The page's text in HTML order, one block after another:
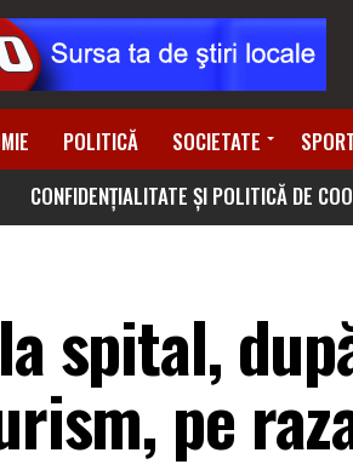
POLITICĂ SOCIETATE
CONFIDENȚIALITATE ȘI POLITICĂ DE
spital,
pe